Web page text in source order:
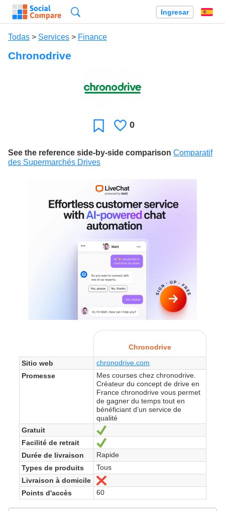
Ingresar
Todas > Services > Finance
Chronodrive
Favoritos
Le
0
See the reference side-by-side comparison Comparatif
des Supermarchés Drives
Chronodrive
Sitio web
chronodrive.com
Promesse
Mes courses chez chronodrive.
Créateur du concept de drive en
France chronodrive vous permet
de gagner du temps tout en
bénéficiant d’un service de
qualité
Gratuit
Facilité de retrait
Sí
Durée de livraison
Rapide
Types de produits
Tous
Livraison à domicile
No
Points d'accès
60